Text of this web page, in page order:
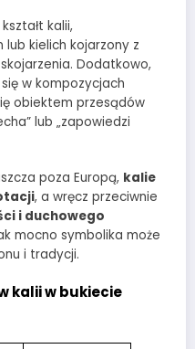
kalii,
lub kielich kojarzony z
Dodatkowo,
w kompozycjach
obiektem przesądów
lub „zapowiedzi
poza Europą, kalie
, a wręcz przeciwnie
i duchowego
mocno symbolika może
i tradycji.
kalii w bukiecie